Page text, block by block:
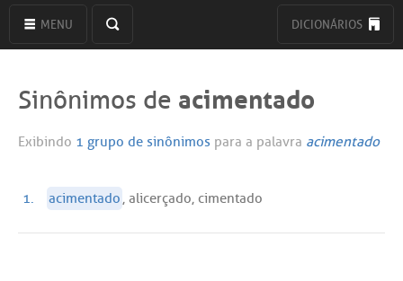
MENU DICIONÁRIOS
Sinônimos de acimentado
Exibindo 1 grupo de sinônimos para a palavra acimentado
1. acimentado, alicerçado, cimentado